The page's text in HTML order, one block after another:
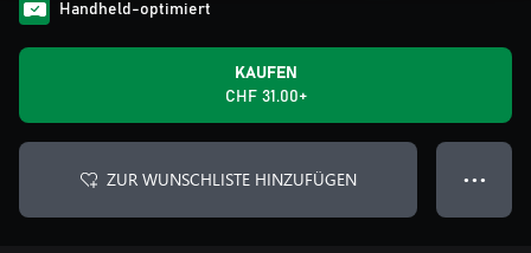
Handheld-optimiert
KAUFEN
CHF 31.00+
ZUR WUNSCHLISTE HINZUFÜGEN ● ● ●